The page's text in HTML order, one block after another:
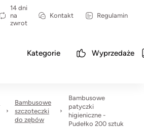
14 dni
na
zwrot
Kontakt Regulamin
Kategorie Wyprzedaże
Bambusowe
szczoteczki
do zębów
Bambusowe
patyczki
higieniczne -
Pudełko 200 sztuk